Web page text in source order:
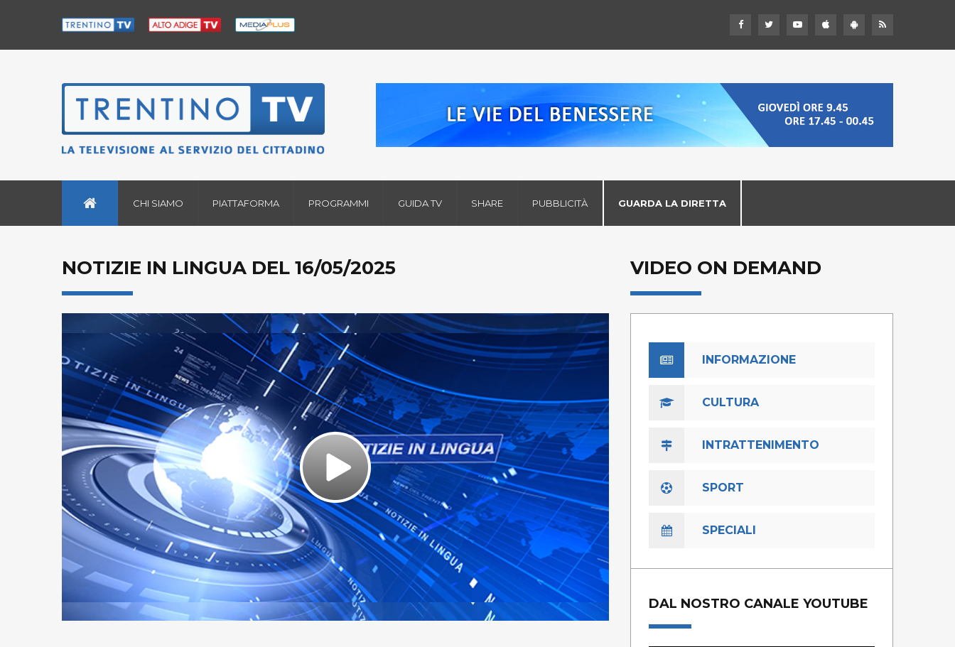
CHI SIAMO PIATTAFORMA PROGRAMMI GUIDA TV SHARE PUBBLICITÀ GUARDA LA DIRETTA
NOTIZIE IN LINGUA DEL 16/05/2025
Play
Video
VIDEO ON DEMAND
INFORMAZIONE
CULTURA
INTRATTENIMENTO
SPORT
SPECIALI
DAL NOSTRO CANALE YOUTUBE